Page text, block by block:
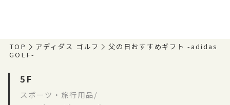
TOP アディダス ゴルフ
父の日おすすめギフト -adidas
GOLF-
5F
スポーツ・旅行用品/